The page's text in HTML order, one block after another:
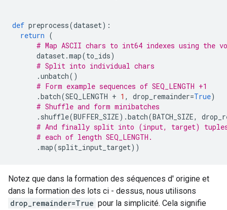
def preprocess(dataset):
return (
# Map ASCII chars to int64 indexes using the
dataset.map(to_ids)
# Split into individual chars
.unbatch()
# Form example sequences of SEQ_LENGTH +1
.batch(SEQ_LENGTH + 1 , drop_remainder=True)
# Shuffle and form minibatches
. shuffle(BUFFER_SIZE).batch(BATCH_SIZE,
# And finally split into (input, target)
# each of length SEQ_LENGTH.
.map(split_input_target))
Notez que dans la formation des séquences d' origine et
dans la formation des lots ci - dessus, nous utilisons
drop_remainder=True pour la simplicité. Cela signifie